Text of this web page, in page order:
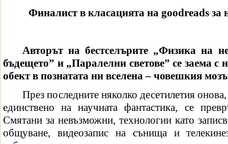
Финалист в класацията на goodreads за
Авторът на бестселърите „Физика на
бъдещето” и „Паралелни светове” се заема
обект в познатата ни вселена – човешкия
През последните няколко десетилетия
единствено на научната фантастика, се
Смятани за невъзможни, технологии като
общуване, видеозапис на сънища и